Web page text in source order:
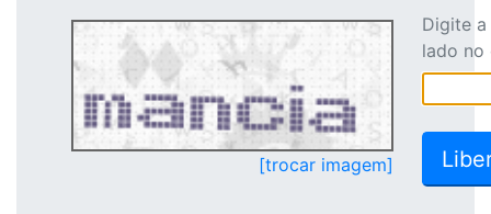
[trocar imagem]
Digite
lado no